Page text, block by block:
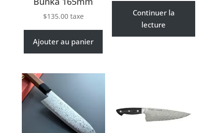
$135.00 taxe
Ajouter au panier
Continuer la
lecture